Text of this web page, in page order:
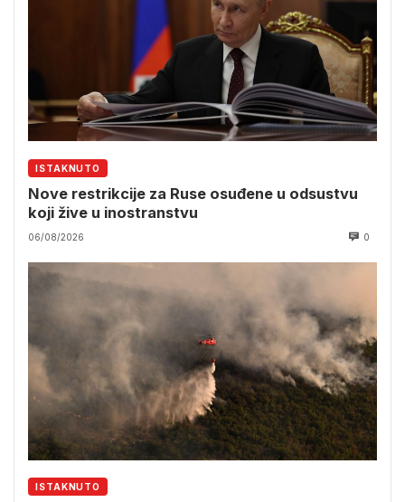
ISTAKNUTO
Nove restrikcije za Ruse osuđene u odsustvu
koji žive u inostranstvu
06/08/2026 0
ISTAKNUTO